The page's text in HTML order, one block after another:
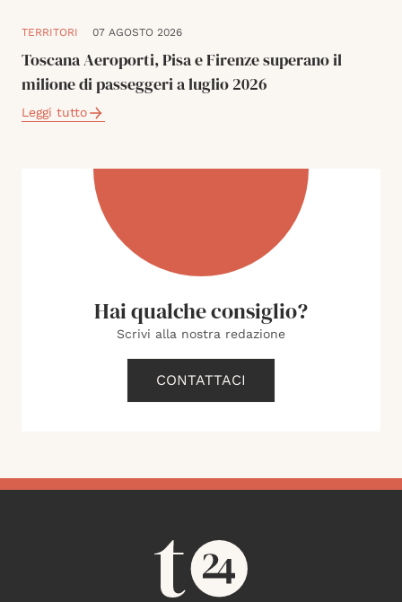
TERRITORI 07 AGOSTO 2026
Toscana Aeroporti, Pisa e Firenze superano il
milione di passeggeri a luglio 2026
Leggi tutto
Hai qualche consiglio?
Scrivi alla nostra redazione
CONTATTACI